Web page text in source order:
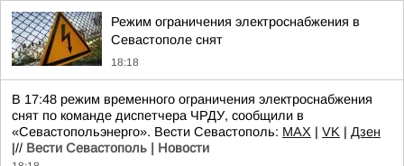
Режим ограничения электроснабжения в
Севастополе снят
18:18
В 17:48 режим временного ограничения электроснабжения
снят по команде диспетчера ЧРДУ, сообщили в
«Севастопольэнерго». Вести Севастополь: MAX | VK | Дзен
|// Вести Севастополь | Новости